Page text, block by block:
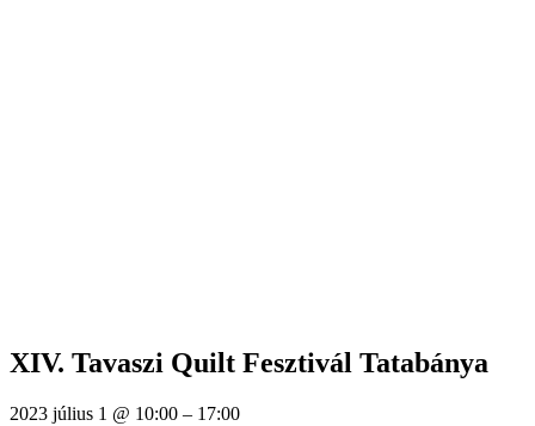
XIV. Tavaszi Quilt Fesztivál Tatabánya
2023 július 1 @ 10:00 – 17:00